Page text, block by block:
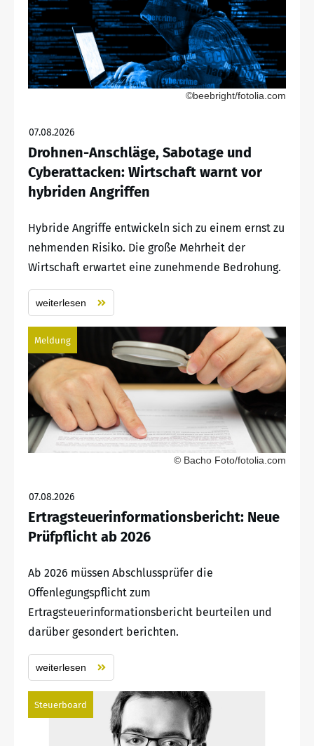
©beebright/fotolia.com
07.08.2026
Drohnen-Anschläge, Sabotage und
Cyberattacken: Wirtschaft warnt vor
hybriden Angriffen
Hybride Angriffe entwickeln sich zu einem ernst zu
nehmenden Risiko. Die große Mehrheit der
Wirtschaft erwartet eine zunehmende Bedrohung.
weiterlesen
Meldung
© Bacho Foto/fotolia.com
07.08.2026
Ertragsteuerinformationsbericht: Neue
Prüfpflicht ab 2026
Ab 2026 müssen Abschlussprüfer die
Offenlegungspflicht zum
Ertragsteuerinformationsbericht beurteilen und
darüber gesondert berichten.
weiterlesen
Steuerboard